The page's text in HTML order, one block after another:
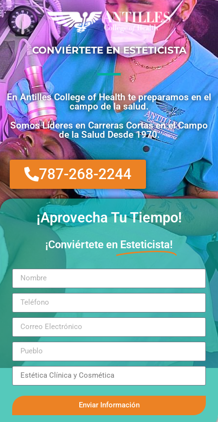
CONVIÉRTETE EN ESTETICISTA
En Antilles College of Health te preparamos en el
campo de la salud.
Somos Líderes en Carreras Cortas en el Campo
de la Salud Desde 1970.
787-268-2244
¡Aprovecha Tu Tiempo!
¡Conviértete en Esteticista!
Enviar Información